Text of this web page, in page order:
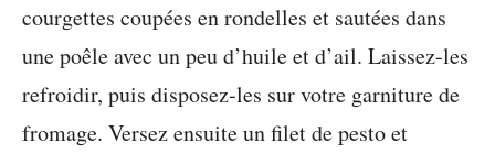
courgettes coupées en rondelles et sautées dans
une poêle avec un peu d’huile et d’ail. Laissez-les
refroidir, puis disposez-les sur votre garniture de
fromage. Versez ensuite un filet de pesto et